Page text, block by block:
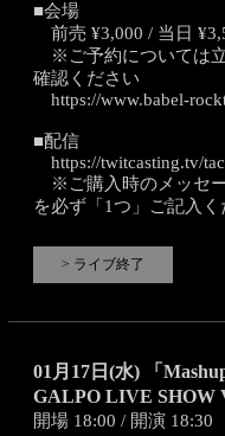
■会場
前売 ¥3,000 / 当日
※ご予約については立
確認ください
https://www.babel-
■配信
https://twitcasting.tv/
※ご購入時のメッセ
を必ず「1つ」ご記入く
> ライブ終了
01月17日(水) 「
GALPO LIVE SHOW
開場 18:00 / 開演 18:30